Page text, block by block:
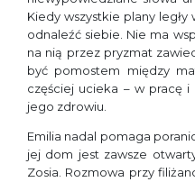
Kiedy wszystkie plany
odnaleźć siebie. Nie ma
na nią przez pryzmat
być pomostem między
częściej ucieka – w pracę
jego zdrowiu.
Emilia nadal pomaga
jej dom jest zawsze
Zosia. Rozmowa przy